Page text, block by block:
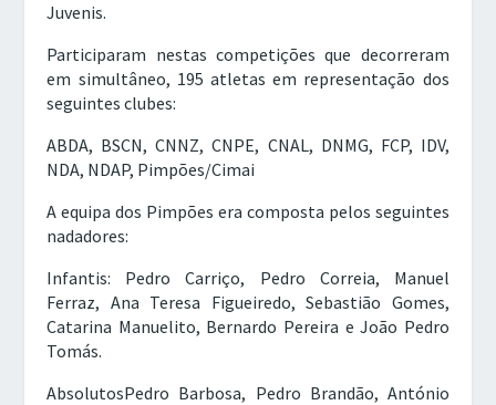
Juvenis.
Participaram nestas competições que decorreram
em simultâneo, 195 atletas em representação dos
seguintes clubes:
ABDA, BSCN, CNNZ, CNPE, CNAL, DNMG, FCP, IDV,
NDA, NDAP, Pimpões/Cimai
A equipa dos Pimpões era composta pelos seguintes
nadadores:
Infantis: Pedro Carriço, Pedro Correia, Manuel
Ferraz, Ana Teresa Figueiredo, Sebastião Gomes,
Catarina Manuelito, Bernardo Pereira e João Pedro
Tomás.
AbsolutosPedro Barbosa, Pedro Brandão, António